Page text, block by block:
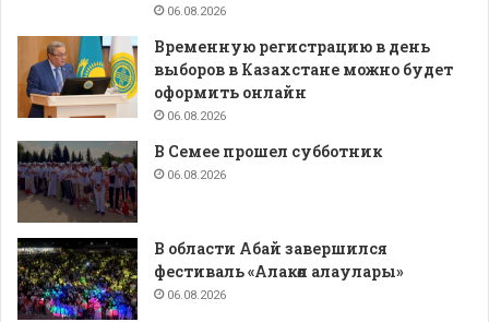
06.08.2026
Временную регистрацию в день
выборов в Казахстане можно будет
оформить онлайн
06.08.2026
В Семее прошел субботник
06.08.2026
В области Абай завершился
фестиваль «Алакөл алаулары»
06.08.2026